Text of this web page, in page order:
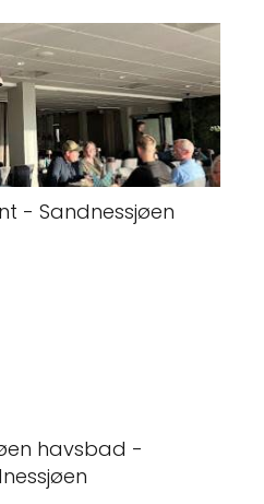
- Sandnessjøen
havsbad -